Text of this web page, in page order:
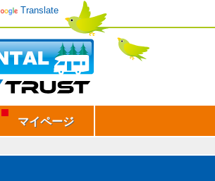
Translate
マイページ